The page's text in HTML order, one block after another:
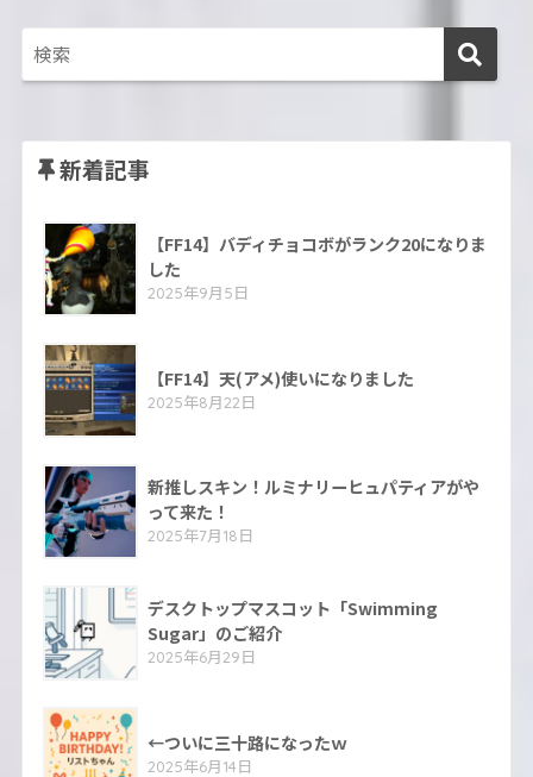
新着記事
【FF14】バディチョコボがランク20になりま
した
2025年9月5日
【FF14】天(アメ)使いになりました
2025年8月22日
新推しスキン！ルミナリーヒュパティアがや
って来た！
2025年7月18日
デスクトップマスコット「Swimming
Sugar」のご紹介
2025年6月29日
←ついに三十路になったｗ
2025年6月14日